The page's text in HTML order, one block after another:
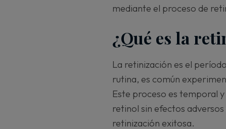
mediante el proceso de
¿Qué es la
La retinización es el
rutina, es común
Este proceso es temporal
retinol sin efectos
retinización exitosa.